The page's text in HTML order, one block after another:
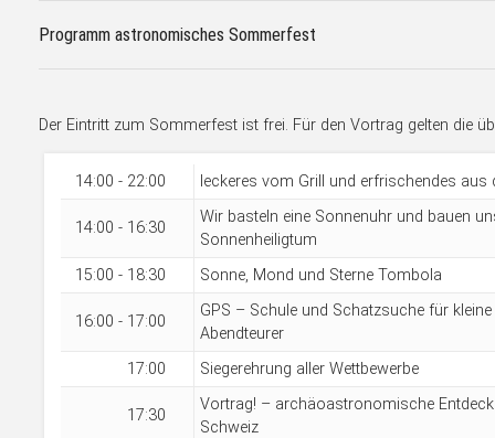
Programm astronomisches Sommerfest
Der Eintritt zum Sommerfest ist frei. Für den Vortrag gelten die
14:00 - 22:00 leckeres vom Grill und erfrischendes aus
14:00 - 16:30
Wir basteln eine Sonnenuhr und bauen
Sonnenheiligtum
15:00 - 18:30
Sonne, Mond und Sterne Tombola
16:00 - 17:00
GPS – Schule und Schatzsuche für
Abendteurer
17:00
Siegerehrung aller Wettbewerbe
17:30
Vortrag! – archäoastronomische
Schweiz